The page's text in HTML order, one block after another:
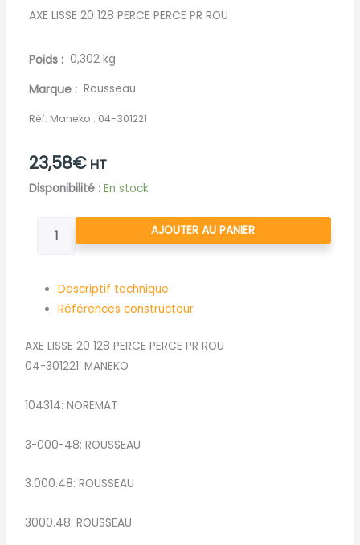
AXE LISSE 20 128 PERCE PERCE PR ROU
Poids 0,302 kg
Marque Rousseau
Réf. Maneko : 04-301221
23,58€ HT
Disponibilité : En stock
quantité
128
PERCE
PR
ROU
AJOUTER AU PANIER
Descriptif technique
Références constructeur
AXE LISSE 20 128 PERCE PERCE PR ROU
04-301221: MANEKO
104314: NOREMAT
3-000-48: ROUSSEAU
3.000.48: ROUSSEAU
3000.48: ROUSSEAU